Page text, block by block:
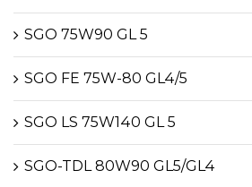
SGO 75W90 GL 5
SGO FE 75W-80 GL4/5
SGO LS 75W140 GL 5
SGO-TDL 80W90 GL5/GL4